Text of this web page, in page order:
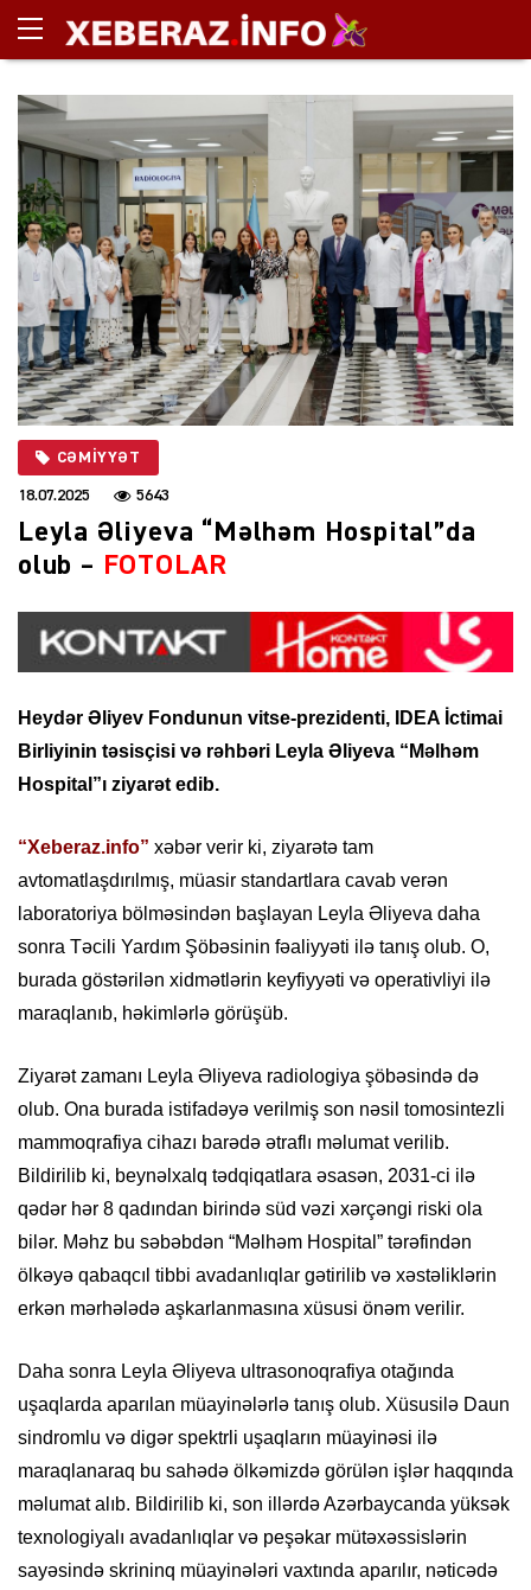
CƏMIYYƏT
18.07.2025 5643
Leyla Əliyeva “Məlhəm Hospital”da
olub – FOTOLAR
Heydər Əliyev Fondunun vitse-prezidenti, IDEA İctimai
Birliyinin təsisçisi və rəhbəri Leyla Əliyeva “Məlhəm
Hospital”ı ziyarət edib.
“Xeberaz.info” xəbər verir ki, ziyarətə tam
avtomatlaşdırılmış, müasir standartlara cavab verən
laboratoriya bölməsindən başlayan Leyla Əliyeva daha
sonra Təcili Yardım Şöbəsinin fəaliyyəti ilə tanış olub. O,
burada göstərilən xidmətlərin keyfiyyəti və operativliyi ilə
maraqlanıb, həkimlərlə görüşüb.
Ziyarət zamanı Leyla Əliyeva radiologiya şöbəsində də
olub. Ona burada istifadəyə verilmiş son nəsil tomosintezli
mammoqrafiya cihazı barədə ətraflı məlumat verilib.
Bildirilib ki, beynəlxalq tədqiqatlara əsasən, 2031-ci ilə
qədər hər 8 qadından birində süd vəzi xərçəngi riski ola
bilər. Məhz bu səbəbdən “Məlhəm Hospital” tərəfindən
ölkəyə qabaqcıl tibbi avadanlıqlar gətirilib və xəstəliklərin
erkən mərhələdə aşkarlanmasına xüsusi önəm verilir.
Daha sonra Leyla Əliyeva ultrasonoqrafiya otağında
uşaqlarda aparılan müayinələrlə tanış olub. Xüsusilə Daun
sindromlu və digər spektrli uşaqların müayinəsi ilə
maraqlanaraq bu sahədə ölkəmizdə görülən işlər haqqında
məlumat alıb. Bildirilib ki, son illərdə Azərbaycanda yüksək
texnologiyalı avadanlıqlar və peşəkar mütəxəssislərin
sayəsində skrininq müayinələri vaxtında aparılır, nəticədə